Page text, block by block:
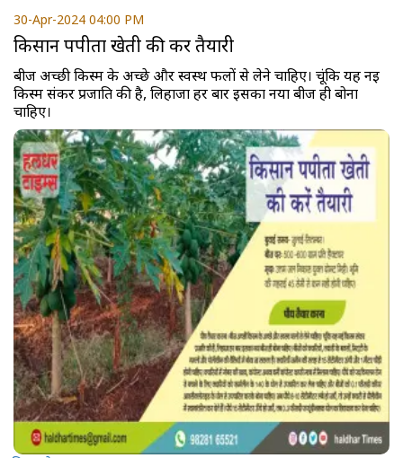
30-Apr-2024 04:00 PM
किसान पपीता खेती की करें तैयारी
बीज अच्छी किस्म के अच्छे और स्वस्थ फलों से लेने चाहिए। चूंकि यह नई
किस्म संकर प्रजाति की है, लिहाजा हर बार इसका नया बीज ही बोना
चाहिए।